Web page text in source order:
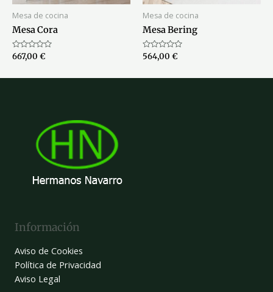
Mesa de cocina
Mesa Cora
Valorado
con
de
667,00 €
Mesa de cocina
Mesa Bering
Valorado
con
de
564,00 €
Información
Aviso de Cookies
Política de Privacidad
Aviso Legal